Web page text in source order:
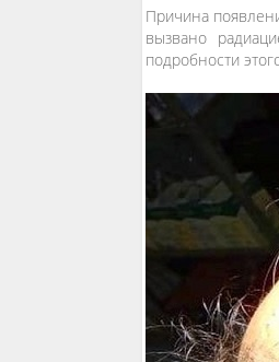
Причина
вызвано
подробности